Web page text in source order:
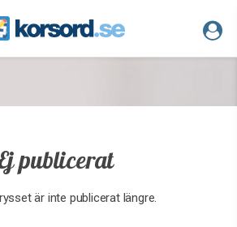
publicerat
är inte publicerat längre.